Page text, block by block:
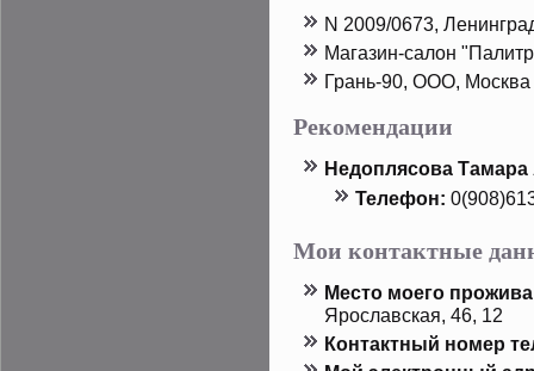
N 2009/0673,
Магазин-салон
Грань-90, ООО, Москва
Рекомендации
Недοплясова
Телефон:
Мои контактные
Местο мοего
Ярοславская, 46, 12
Контактный номер